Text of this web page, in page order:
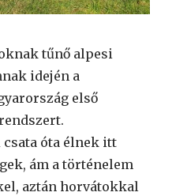
tűnő alpesi
idején a
első
óta élnek itt
ám a történelem
aztán horvátokkal